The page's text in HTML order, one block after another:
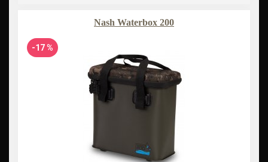
Nash Waterbox 200
-17 %